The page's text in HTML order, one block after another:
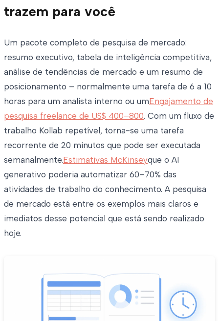
trazem para você
Um pacote completo de pesquisa de mercado:
resumo executivo, tabela de inteligência competitiva,
análise de tendências de mercado e um resumo de
posicionamento – normalmente uma tarefa de 6 a 10
horas para um analista interno ou umEngajamento de
pesquisa freelance de US$ 400–800. Com um fluxo de
trabalho Kollab repetível, torna-se uma tarefa
recorrente de 20 minutos que pode ser executada
semanalmente.Estimativas McKinseyque o AI
generativo poderia automatizar 60–70% das
atividades de trabalho do conhecimento. A pesquisa
de mercado está entre os exemplos mais claros e
imediatos desse potencial que está sendo realizado
hoje.